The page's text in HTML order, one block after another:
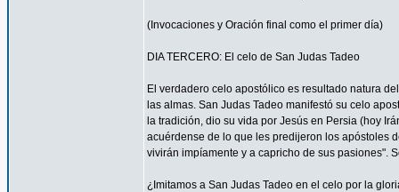
(Invocaciones y Oración final como el primer día)
DIA TERCERO: El celo de San Judas Tadeo
El verdadero celo apostólico es resultado natura
las almas. San Judas Tadeo manifestó su celo
la tradición, dio su vida por Jesús en Persia (hoy
acuérdense de lo que les predijeron los apóstoles
vivirán impíamente y a capricho de sus pasiones".
¿Imitamos a San Judas Tadeo en el celo por la